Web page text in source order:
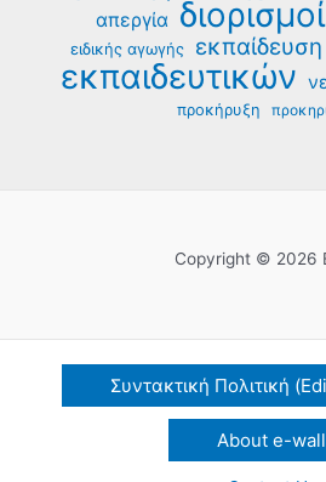
απεργία διορισμοί
ειδικής αγωγής εκπαίδευση
εκπαιδευτικών
προκήρυξη
Copyright © 2026
Συντακτική Πολιτική
About e-wall